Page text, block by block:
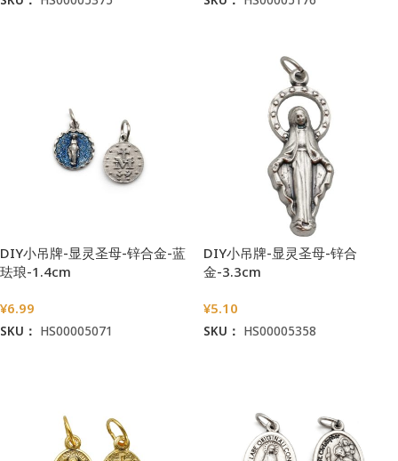
DIY小吊牌-显灵圣母-锌合金-蓝
珐琅-1.4cm
¥6.99
SKU： HS00005071
DIY小吊牌-显灵圣母-锌合
金-3.3cm
¥5.10
SKU： HS00005358